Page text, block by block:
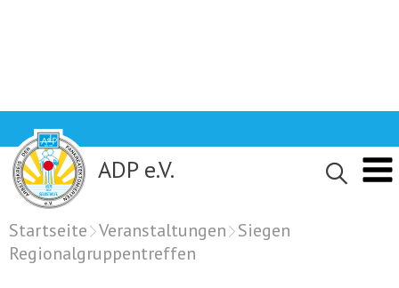
to
content
ADP e.V.
Startseite Veranstaltungen Siegen
Regionalgruppentreffen